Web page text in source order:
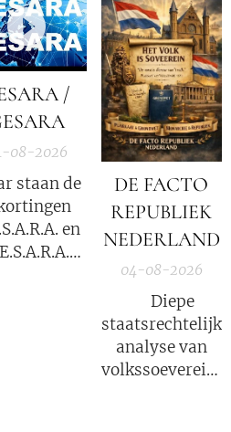
/
08-2026
staan de
en
DE FACTO
REPUBLIEK
NEDERLAND
04-08-2026
⚖️ Diepe
staatsrechtelijke
analyse van